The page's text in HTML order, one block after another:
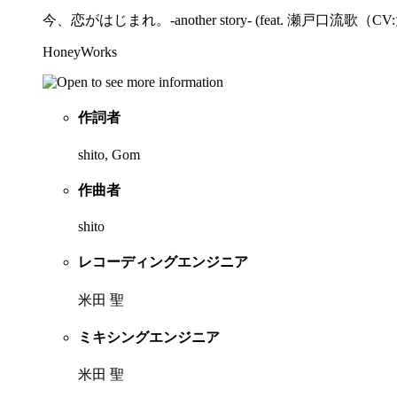
今、恋がはじまれ。-another story- (feat. 瀬戸口流歌（
HoneyWorks
作詞者
shito, Gom
作曲者
shito
レコーディングエンジニア
米田 聖
ミキシングエンジニア
米田 聖